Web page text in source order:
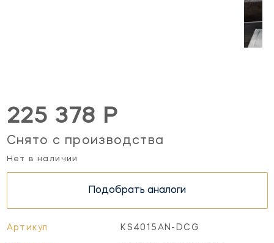
225 378 Р
Снято с производства
Нет в наличии
Подобрать аналоги
Артикул KS4015AN-DCG